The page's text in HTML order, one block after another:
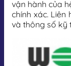
vận hành của
chính xác. Liên
và thông số kỹ